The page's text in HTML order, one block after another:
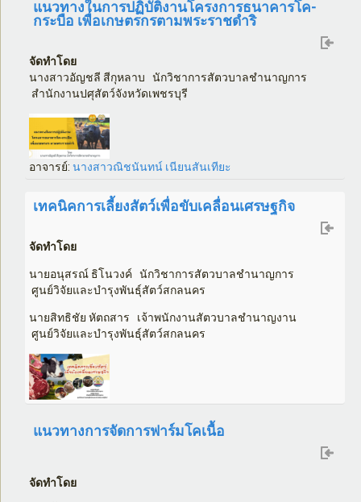
แนวทางในการปฏิบัติงานโครงการธนาคารโค-
กระบือ เพื่อเกษตรกรตามพระราชดำริ
จัดทำโดย
นางสาวอัญชลี สีกุหลาบ นักวิชาการสัตวบาลชำนาญการ
สำนักงานปศุสัตว์จังหวัดเพชรบุรี
อาจารย์: นางสาวณิชนันทน์ เนียนสันเทียะ
เทคนิคการเลี้ยงสัตว์เพื่อขับเคลื่อนเศรษฐกิจ
จัดทำโดย
นายอนุสรณ์ ธิโนวงค์ นักวิชาการสัตวบาลชำนาญการ
ศูนย์วิจัยและบำรุงพันธุ์สัตว์สกลนคร
นายสิทธิชัย หัตถสาร เจ้าพนักงานสัตวบาลชำนาญงาน
ศูนย์วิจัยและบำรุงพันธุ์สัตว์สกลนคร
แนวทางการจัดการฟาร์มโคเนื้อ
จัดทำโดย